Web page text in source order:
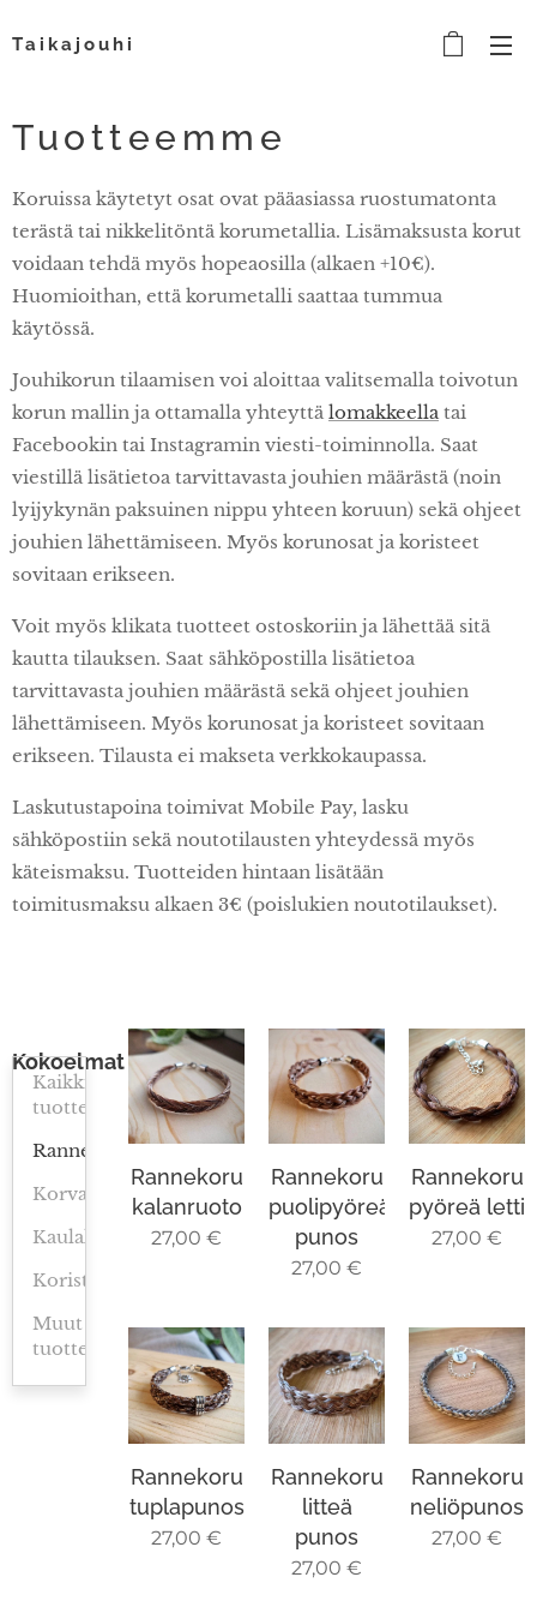
Taikajouhi
Tuotteemme
Koruissa käytetyt osat ovat pääasiassa ruostumatonta
terästä tai nikkelitöntä korumetallia. Lisämaksusta korut
voidaan tehdä myös hopeaosilla (alkaen +10€).
Huomioithan, että korumetalli saattaa tummua
käytössä.
Jouhikorun tilaamisen voi aloittaa valitsemalla toivotun
korun mallin ja ottamalla yhteyttä lomakkeellatai
Facebookin tai Instagramin viesti-toiminnolla. Saat
viestillä lisätietoa tarvittavasta jouhien määrästä (noin
lyijykynän paksuinen nippu yhteen koruun) sekä ohjeet
jouhien lähettämiseen. Myös korunosat ja koristeet
sovitaan erikseen.
Voit myös klikata tuotteet ostoskoriin ja lähettää sitä
kautta tilauksen. Saat sähköpostilla lisätietoa
tarvittavasta jouhien määrästä sekä ohjeet jouhien
lähettämiseen. Myös korunosat ja koristeet sovitaan
erikseen. Tilausta ei makseta verkkokaupassa.
Laskutustapoina toimivat Mobile Pay, lasku
sähköpostiin sekä noutotilausten yhteydessä myös
käteismaksu. Tuotteiden hintaan lisätään
toimitusmaksu alkaen 3€ (poislukien noutotilaukset).
Kokoelmat
Kaikki
tuotteet
Rannekorut
Korvakorut
Kaulakorut
Koristeet
Muut
tuotteet
Rannekoru
kalanruoto
27,00 €
Rannekoru
puolipyöreä
punos
27,00 €
Rannekoru
pyöreä letti
27,00 €
Rannekoru
tuplapunos
27,00 €
Rannekoru
litteä
punos
27,00 €
Rannekoru
neliöpunos
27,00 €